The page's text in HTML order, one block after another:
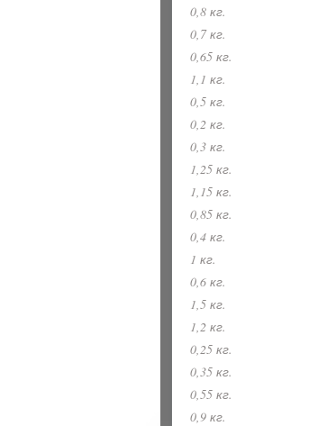
0,8 кг.
0,7 кг.
0,65 кг.
1,1 кг.
0,5 кг.
0,2 кг.
0,3 кг.
1,25 кг.
1,15 кг.
0,85 кг.
0,4 кг.
1 кг.
0,6 кг.
1,5 кг.
1,2 кг.
0,25 кг.
0,35 кг.
0,55 кг.
0,9 кг.